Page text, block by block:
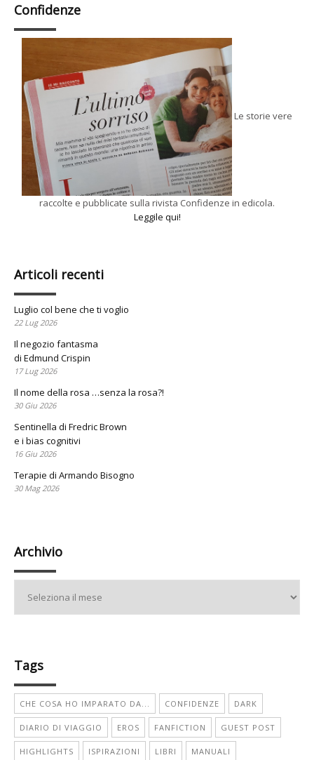
Confidenze
Le storie vere
raccolte e pubblicate sulla rivista Confidenze in edicola.
Leggile qui!
Articoli recenti
Luglio col bene che ti voglio
22 Lug 2026
Il negozio fantasma
di Edmund Crispin
17 Lug 2026
Il nome della rosa …senza la rosa?!
30 Giu 2026
Sentinella di Fredric Brown
e i bias cognitivi
16 Giu 2026
Terapie di Armando Bisogno
30 Mag 2026
Archivio
Tags
CHE COSA HO IMPARATO DA... CONFIDENZE DARK
DIARIO DI VIAGGIO EROS FANFICTION GUEST POST
HIGHLIGHTS ISPIRAZIONI LIBRI MANUALI